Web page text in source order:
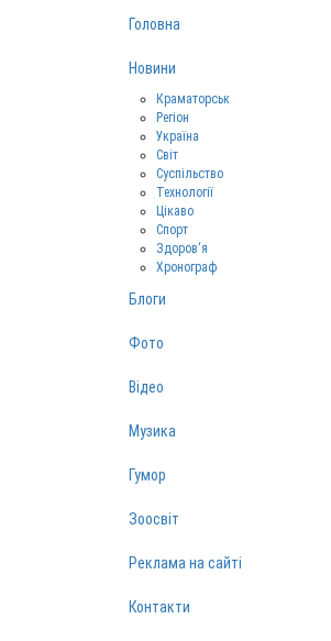
Головна
Новини
Краматорськ
Регіон
Україна
Світ
Суспільство
Технології
Цікаво
Спорт
Здоров‘я
Хронограф
Блоги
Фото
Відео
Музика
Гумор
Зоосвіт
Реклама на сайті
Контакти